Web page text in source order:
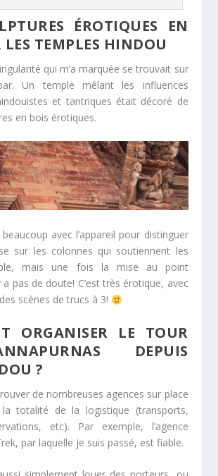
ÉROTIQUES EN
LES TEMPLES HINDOU
qui m’a marquée se trouvait sur
Un temple mêlant les influences
et tantriques était décoré de
en bois érotiques.
avec l’appareil pour distinguer
sur les colonnes qui soutiennent les
mais une fois la mise au point
a pas de doute! C’est très érotique, avec
scènes de trucs à 3!
ORGANISER LE TOUR
DEPUIS
?
de nombreuses agences sur place
totalité de la logistique (transports,
etc). Par exemple, l’agence
par laquelle je suis passé, est fiable.